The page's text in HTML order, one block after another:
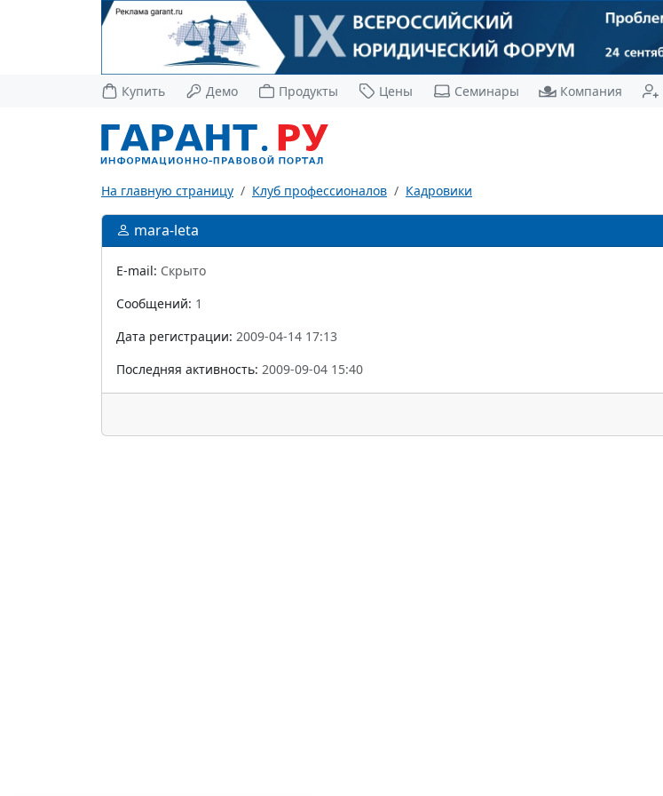
Купить Демо Продукты Цены Семинары Компания
На главную страницу Клуб профессионалов Кадровики
mara-leta
E-mail: Скрыто
Сообщений: 1
Дата регистрации: 2009-04-14 17:13
Последняя активность: 2009-09-04 15:40